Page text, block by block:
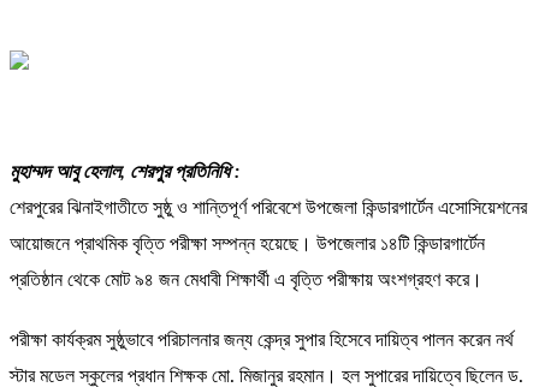
মুহাম্মদ আবু হেলাল, শেরপুর প্রতিনিধি :
শেরপুরের ঝিনাইগাতীতে সুষ্ঠু ও শান্তিপূর্ণ পরিবেশে উপজেলা কিন্ডারগার্টেন এসোসিয়েশনের
আয়োজনে প্রাথমিক বৃত্তি পরীক্ষা সম্পন্ন হয়েছে। উপজেলার ১৪টি কিন্ডারগার্টেন
প্রতিষ্ঠান থেকে মোট ৯৪ জন মেধাবী শিক্ষার্থী এ বৃত্তি পরীক্ষায় অংশগ্রহণ করে।
পরীক্ষা কার্যক্রম সুষ্ঠুভাবে পরিচালনার জন্য কেন্দ্র সুপার হিসেবে দায়িত্ব পালন করেন নর্থ
স্টার মডেল স্কুলের প্রধান শিক্ষক মো. মিজানুর রহমান। হল সুপারের দায়িত্বে ছিলেন ড.